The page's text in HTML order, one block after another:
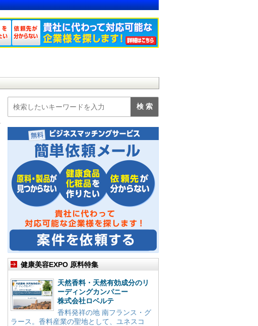
健康美容EXPO 原料特集
天然香料・天然有効成分のリ
ーディングカンパニー
株式会社ロベルテ
香料発祥の地 南フランス・グ
ラース。香料産業の聖地として、ユネスコ